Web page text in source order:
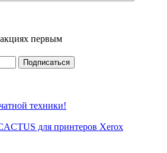
первым
техники!
для принтеров Xerox